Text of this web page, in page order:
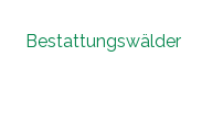
Bestattungswälder